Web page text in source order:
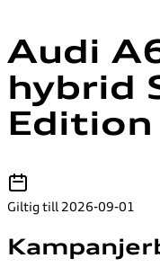
Audi
hybrid
Edition
Giltig till 2026-09-01